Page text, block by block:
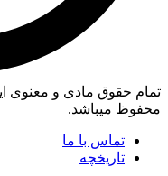
تمام حقوق مادی و معنوی
محفوظ میباشد.
تماس با ما
تاریخچه